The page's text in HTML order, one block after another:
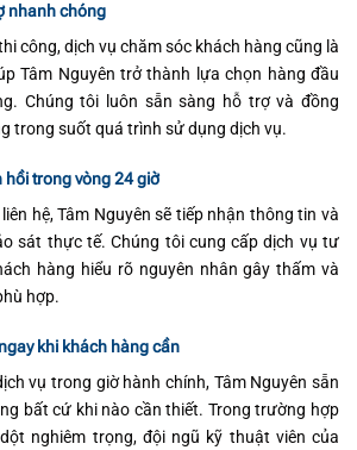
nhanh chóng
công, dịch vụ chăm sóc khách hàng cũng là
Tâm Nguyên trở thành lựa chọn hàng đầu
Chúng tôi luôn sẵn sàng hỗ trợ và đồng
trong suốt quá trình sử dụng dịch vụ.
hồi trong vòng 24 giờ
hệ, Tâm Nguyên sẽ tiếp nhận thông tin và
sát thực tế. Chúng tôi cung cấp dịch vụ tư
hàng hiểu rõ nguyên nhân gây thấm và
hợp.
khi khách hàng cần
vụ trong giờ hành chính, Tâm Nguyên sẵn
bất cứ khi nào cần thiết. Trong trường hợp
nghiêm trọng, đội ngũ kỹ thuật viên của